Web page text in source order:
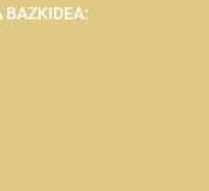
BAZKIDEA: